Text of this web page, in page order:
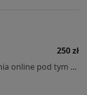
250 zł
Specjalista nie oferuje umawiania online pod tym adresem.